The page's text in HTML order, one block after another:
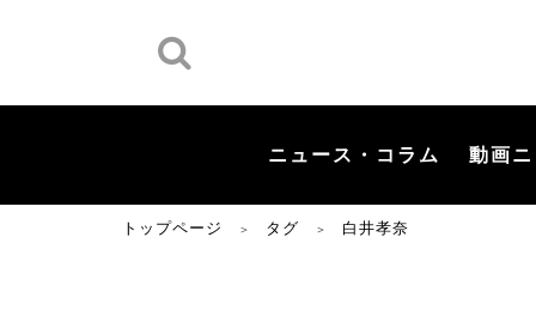
ニュース・コラム 動画
トップページ ＞ タグ ＞ 白井孝奈